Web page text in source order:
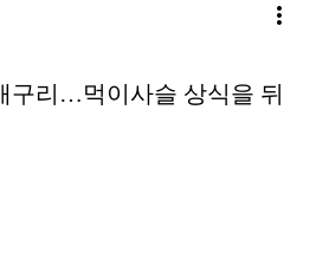
more_vert
구리…먹이사슬 상식을 뒤